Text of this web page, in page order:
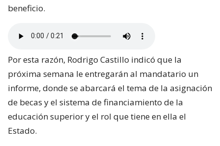
beneficio.
Por esta razón, Rodrigo Castillo indicó que la
próxima semana le entregarán al mandatario un
informe, donde se abarcará el tema de la asignación
de becas y el sistema de financiamiento de la
educación superior y el rol que tiene en ella el
Estado.